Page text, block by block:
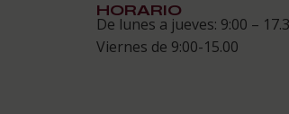
HORARIO
De lunes a jueves: 9:00 –
Viernes de 9:00-15.00